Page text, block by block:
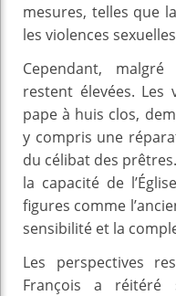
mesures, telles que
les violences
Cependant,
restent élevées.
pape à huis clos,
y compris une
du célibat des
la capacité de
figures comme
sensibilité et la
Les perspectives
François a réitéré